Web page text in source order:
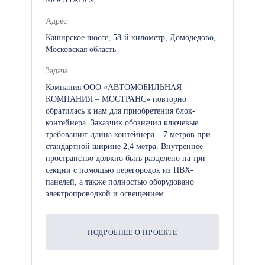
Адрес
Каширское шоссе, 58-й километр, Домодедово,
Московская область
Задача
Компания ООО «АВТОМОБИЛЬНАЯ
КОМПАНИЯ – МОСТРАНС» повторно
обратилась к нам для приобретения блок-
контейнера. Заказчик обозначил ключевые
требования: длина контейнера – 7 метров при
стандартной ширине 2,4 метра. Внутреннее
пространство должно быть разделено на три
секции с помощью перегородок из ПВХ-
панелей, а также полностью оборудовано
электропроводкой и освещением.
ПОДРОБНЕЕ О ПРОЕКТЕ